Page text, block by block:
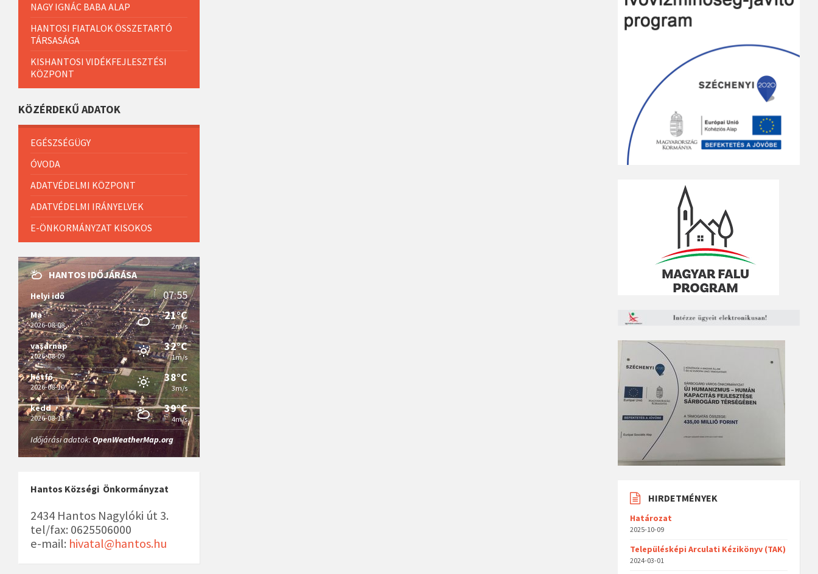
NAGY IGNÁC BABA ALAP
HANTOSI FIATALOK ÖSSZETARTÓ
TÁRSASÁGA
KISHANTOSI VIDÉKFEJLESZTÉSI
KÖZPONT
KÖZÉRDEKŰ ADATOK
EGÉSZSÉGÜGY
ÓVODA
ADATVÉDELMI KÖZPONT
ADATVÉDELMI IRÁNYELVEK
E-ÖNKORMÁNYZAT KISOKOS
HANTOS IDŐJÁRÁSA
Helyi idő 07:55
Ma
2026-08-08
21°C
2m/s
vasárnap
2026-08-09
32°C
1m/s
hétfő
2026-08-10
38°C
3m/s
kedd
2026-08-11
39°C
4m/s
Időjárási adatok:OpenWeatherMap.org
Hantos Községi Önkormányzat
2434 Hantos Nagylóki út 3.
tel/fax: 0625506000
e-mail: hivatal@hantos.hu
HIRDETMÉNYEK
Határozat
2025-10-09
Településképi Arculati Kézikönyv (TAK)
2024-03-01